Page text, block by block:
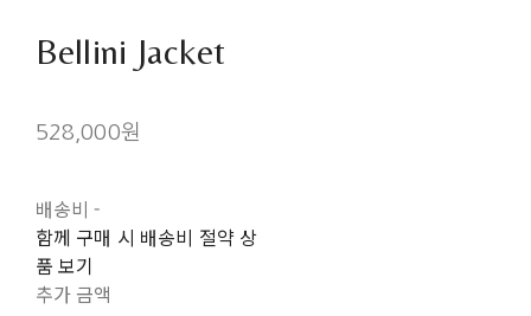
Bellini Jacket
528,000원
배송비 -
함께 구매 시 배송비 절약 상
품 보기
추가 금액